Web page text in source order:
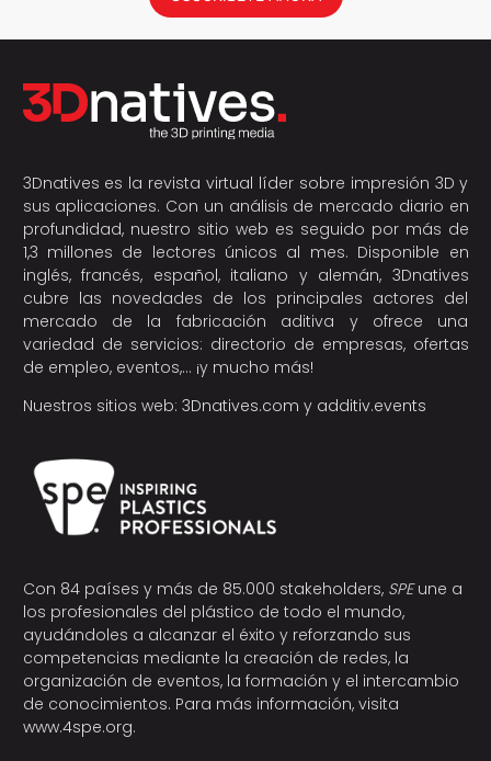
3Dnatives es la revista virtual líder sobre impresión 3D y
sus aplicaciones. Con un análisis de mercado diario en
profundidad, nuestro sitio web es seguido por más de
1,3 millones de lectores únicos al mes. Disponible en
inglés, francés, español, italiano y alemán, 3Dnatives
cubre las novedades de los principales actores del
mercado de la fabricación aditiva y ofrece una
variedad de servicios: directorio de empresas, ofertas
de empleo, eventos,… ¡y mucho más!
Nuestros sitios web: 3Dnatives.com y additiv.events
Con 84 países y más de 85.000 stakeholders, SPEune a
los profesionales del plástico de todo el mundo,
ayudándoles a alcanzar el éxito y reforzando sus
competencias mediante la creación de redes, la
organización de eventos, la formación y el intercambio
de conocimientos. Para más información, visita
www.4spe.org.